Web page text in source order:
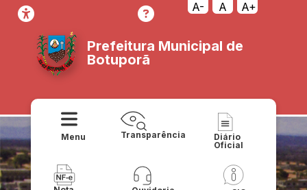
A- A A+
Prefeitura Municipal de
Botuporã
Menu Transparência
Diário
Oficial